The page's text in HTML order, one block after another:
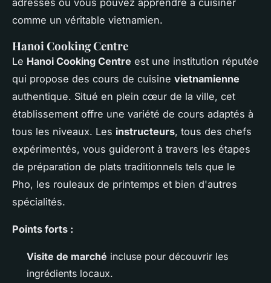
comme un véritable vietnamien.
Hanoi Cooking Centre
Le Hanoi Cooking Centre est une institution réputée
qui propose des cours de cuisine vietnamienne
authentique. Situé en plein cœur de la ville, cet
établissement offre une variété de cours adaptés à
tous les niveaux. Les instructeurs, tous des chefs
expérimentés, vous guideront à travers les étapes
de préparation de plats traditionnels tels que le
Pho, les rouleaux de printemps et bien d'autres
spécialités.
Points forts :
Visite de marché incluse pour découvrir les
ingrédients locaux.